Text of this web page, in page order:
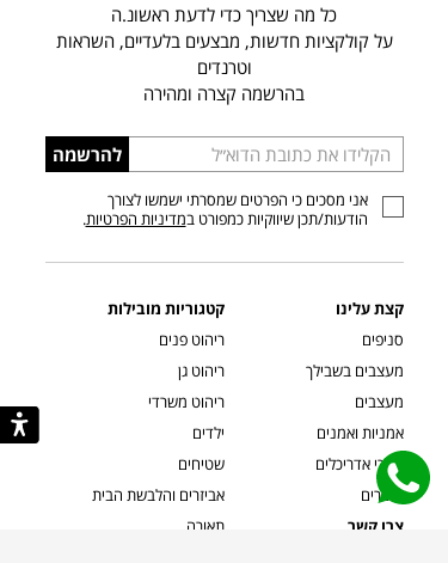
כל מה שצריך כדי לדעת ראשונ.ה
על קולקציות חדשות, מבצעים בלעדיים, השראות
וטרנדים
בהרשמה קצרה ומהירה
הכניסו
כתובת
דוא”ל
להרשמה
אני מסכים כי הפרטים שמסרתי ישמשו לצורך
הודעות/תכן שיווקיות כמפורט במדיניות הפרטיות.
קצת עלינו
סניפים
מעצבים בשבילך
מעצבים
אמניות ואמנים
קשרי אדריכלים
שוברים
צרו קשר
קטגוריות מובילות
ריהוט פנים
ריהוט גן
ריהוט משרדי
ילדים
שטיחים
אביזרים והלבשת הבית
תאורה